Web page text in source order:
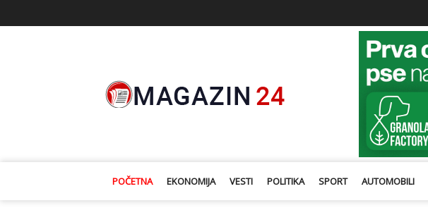
POČETNA EKONOMIJA VESTI POLITIKA SPORT AUTOMOBILI